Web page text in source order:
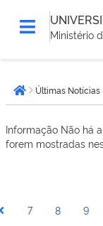
Ministério
está
aqui:Página inicial
Últimas Notícias
Informação Não há
forem mostradas
7 8 9